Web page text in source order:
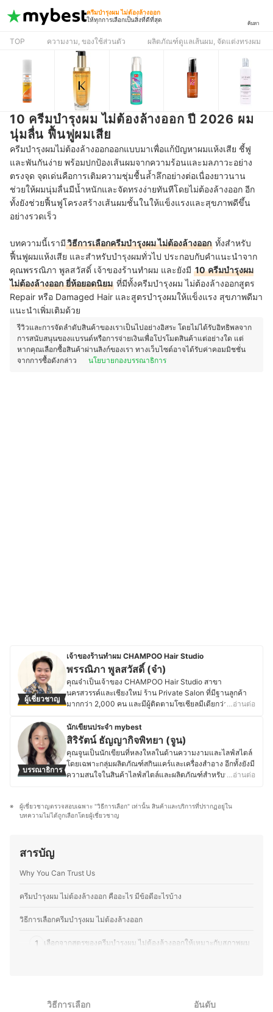
ครีมบำรุงผม ไม่ต้องล้างออก
ให้ทุกการเลือกเป็นสิ่งที่ดีที่สุด
ค้นหา
TOP ความงาม, ของใช้ส่วนตัว ผลิตภัณฑ์ดูแลเส้นผม, จัดแต่งทรงผม
10 ครีมบำรุงผม ไม่ต้องล้างออก ปี 2026 ผม
นุ่มลื่น ฟื้นฟูผมเสีย
ครีมบำรุงผมไม่ต้องล้างออกออกแบบมาเพื่อแก้ปัญหาผมแห้งเสีย ชี้ฟู
และพันกันง่าย พร้อมปกป้องเส้นผมจากความร้อนและมลภาวะอย่าง
ตรงจุด จุดเด่นคือการเติมความชุ่มชื้นล้ำลึกอย่างต่อเนื่องยาวนาน
ช่วยให้ผมนุ่มลื่นมีน้ำหนักและจัดทรงง่ายทันทีโดยไม่ต้องล้างออก อีก
ทั้งยังช่วยฟื้นฟูโครงสร้างเส้นผมชั้นในให้แข็งแรงและสุขภาพดีขึ้น
อย่างรวดเร็ว
บทความนี้เรามีวิธีการเลือกครีมบำรุงผม ไม่ต้องล้างออก ทั้งสำหรับ
ฟื้นฟูผมแห้งเสีย และสำหรับบำรุงผมทั่วไป ประกอบกับคำแนะนำจาก
คุณพรรณิภา พูลสวัสดิ์ เจ้าของร้านทำผม และยังมี 10 ครีมบำรุงผม
ไม่ต้องล้างออก ยี่ห้อยอดนิยม ที่มีทั้งครีมบำรุงผม ไม่ต้องล้างออกสูตร
Repair หรือ Damaged Hair และสูตรบำรุงผมให้แข็งแรง สุขภาพดีมา
แนะนำเพิ่มเติมด้วย
รีวิวและการจัดลำดับสินค้าของเราเป็นไปอย่างอิสระ โดยไม่ได้รับอิทธิพลจาก
การสนับสนุนของแบรนด์หรือการจ่ายเงินเพื่อโปรโมตสินค้าแต่อย่างใด แต่
หากคุณเลือกซื้อสินค้าผ่านลิงก์ของเรา ทางเว็บไซต์อาจได้รับค่าคอมมิชชั่น
จากการซื้อดังกล่าว
นโยบายกองบรรณาธิการ
ผู้เชี่ยวชาญ
เจ้าของร้านทำผม CHAMPOO Hair Studio
พรรณิภา พูลสวัสดิ์ (จ๋า)
คุณจ๋าเป็นเจ้าของ CHAMPOO Hair Studio สาขา
นครสวรรค์และเชียงใหม่ ร้าน Private Salon ที่มีฐานลูกค้า
มากกว่า 2,000 คน และมีผู้ติดตามโซเชียลมีเดียกว่า 6,000
การคัดเลือกผลิตภัณฑ์ และการตลาดของร้านทั้งหมด โดยคุณ
จ๋าเริ่มต้นจากการช่วยบริหารร้านของครอบครัว ก่อนจะพัฒนา
ทักษะด้านการทำผมและสร้างแบรนด์ของตัวเอง จนประสบ
ความสำเร็จในการเปิดร้านสาขาแรกและขยายธุรกิจสู่
เชียงใหม่ ซึ่งคุณจ๋าใส่ใจในการคัดสรรผลิตภัณฑ์ เช่น ยาย้อม
บริการที่มีคุณภาพ เหมาะสมกับบุคลิกภาพและสุขภาพเส้นผม
มากที่สุด
…อ่านต่อ
บรรณาธิการ
นักเขียนประจำ mybest
สิริรัตน์ ธัญญากิจพิทยา (จูน)
คุณจูนเป็นนักเขียนที่หลงใหลในด้านความงามและไลฟ์สไตล์
โดยเฉพาะกลุ่มผลิตภัณฑ์สกินแคร์และเครื่องสำอาง อีกทั้งยังมี
ความสนใจในสินค้าไลฟ์สไตล์และผลิตภัณฑ์สำหรับบ้าน ที่
รักในการอ่านและใส่ใจในรายละเอียด คุณจูนจึงให้ความ
สำคัญกับการเลือกสรรสินค้าที่มีคุณภาพสูง พร้อมทั้งมีทักษะใน
คุ้มค่ากับผู้อ่านมากที่สุด ไม่เพียงช่วยประหยัดเวลา แต่ยังช่วย
ประสิทธิภาพ
…อ่านต่อ
ผู้เชี่ยวชาญตรวจสอบเฉพาะ "วิธีการเลือก" เท่านั้น สินค้าและบริการที่ปรากฏอยู่ใน
บทความไม่ได้ถูกเลือกโดยผู้เชี่ยวชาญ
สารบัญ
Why You Can Trust Us
ครีมบํารุงผม ไม่ต้องล้างออก คืออะไร มีข้อดีอะไรบ้าง
วิธีการเลือกครีมบํารุงผม ไม่ต้องล้างออก
1 เลือกจากสูตรของครีมบํารุงผม ไม่ต้องล้างออกให้เหมาะกับสภาพผม
ร่วมด้วย
วิธีการเลือก อันดับ